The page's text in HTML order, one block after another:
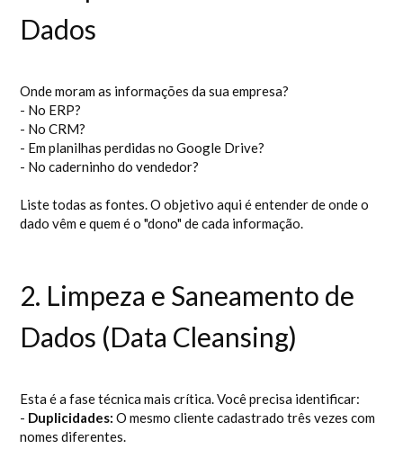
Dados
Onde moram as informações da sua empresa?
- No ERP?
- No CRM?
- Em planilhas perdidas no Google Drive?
- No caderninho do vendedor?
Liste todas as fontes. O objetivo aqui é entender de onde o
dado vêm e quem é o "dono" de cada informação.
2. Limpeza e Saneamento de
Dados (Data Cleansing)
Esta é a fase técnica mais crítica. Você precisa identificar:
- Duplicidades: O mesmo cliente cadastrado três vezes com
nomes diferentes.